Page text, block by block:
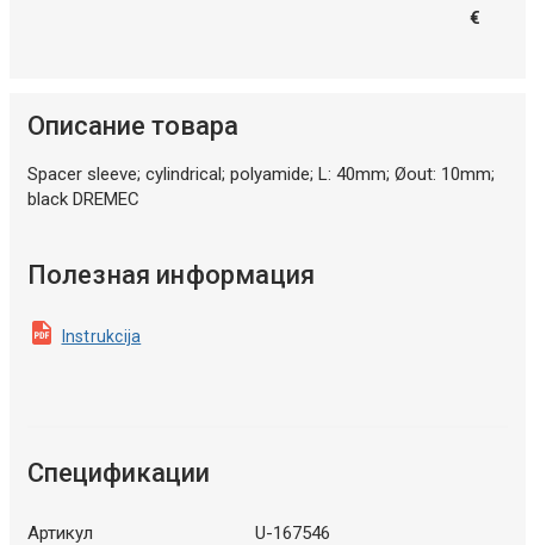
€
Описание товара
Spacer sleeve; cylindrical; polyamide; L: 40mm; Øout: 10mm;
black DREMEC
Полезная информация
Instrukcija
Спецификации
Артикул U-167546